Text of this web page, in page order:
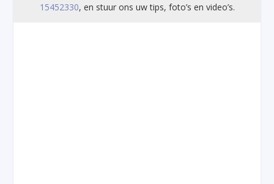
15452330, en stuur ons uw tips, foto’s en video’s.